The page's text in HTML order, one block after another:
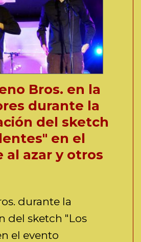
Bros. en la
durante la
del sketch
en el
al azar y otros
durante la
del sketch "Los
el evento